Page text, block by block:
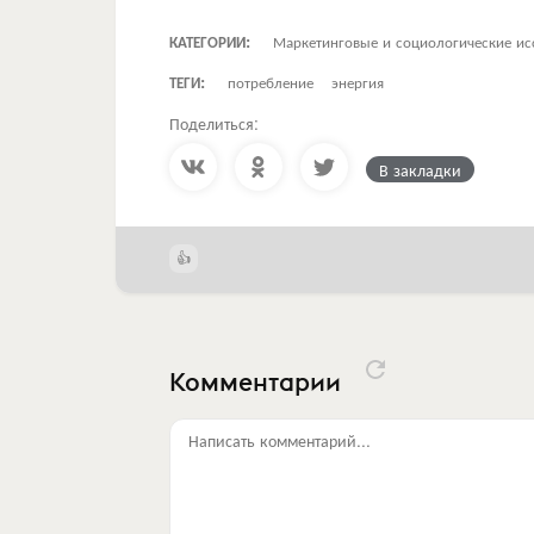
КАТЕГОРИИ:
Маркетинговые и социологические
ТЕГИ:
потребление энергия
Поделиться:
В закладки
Комментарии
Написать комментарий...